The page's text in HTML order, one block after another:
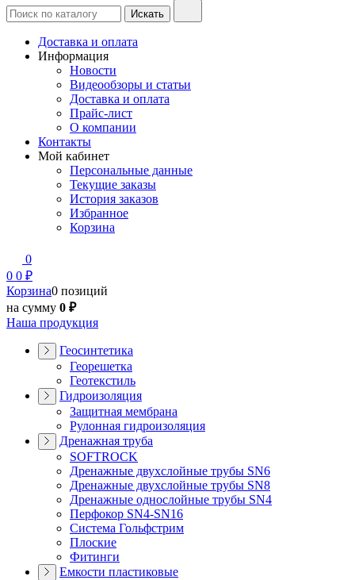
Доставка и оплата
Информация
Новости
Видеообзоры и статьи
Доставка и оплата
Прайс-лист
О компании
Контакты
Мой кабинет
Персональные данные
Текущие заказы
История заказов
Избранное
Корзина
0
0 0 ₽
Корзина0 позиций
на сумму 0 ₽
Наша продукция
Геосинтетика
Георешетка
Геотекстиль
Гидроизоляция
Защитная мембрана
Рулонная гидроизоляция
Дренажная труба
SOFTROCK
Дренажные двухслойные трубы SN6
Дренажные двухслойные трубы SN8
Дренажные однослойные трубы SN4
Перфокор SN4-SN16
Система Гольфстрим
Плоские
Фитинги
Емкости пластиковые